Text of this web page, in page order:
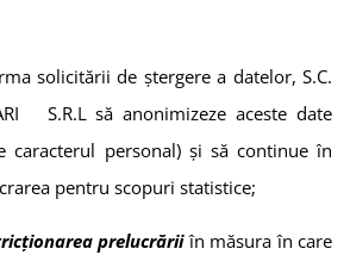
solicitării de ștergere a datelor, S.C.
S.R.L să anonimizeze aceste date
caracterul personal) și să continue în
pentru scopuri statistice;
prelucrăriiîn măsura în care